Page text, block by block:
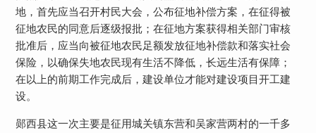
地，首先应当召开村民大会，公布征地补偿方案，在征得被
征地农民的同意后逐级报批；在征地方案获得相关部门审核
批准后，应当向被征地农民足额发放征地补偿款和落实社会
保险，以确保失地农民现有生活不降低，长远生活有保障；
在以上的前期工作完成后，建设单位才能对建设项目开工建
设。
郧西县这一次主要是征用城关镇东营和吴家营两村的一千多